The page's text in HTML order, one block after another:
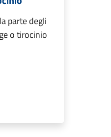
parte degli
o tirocinio